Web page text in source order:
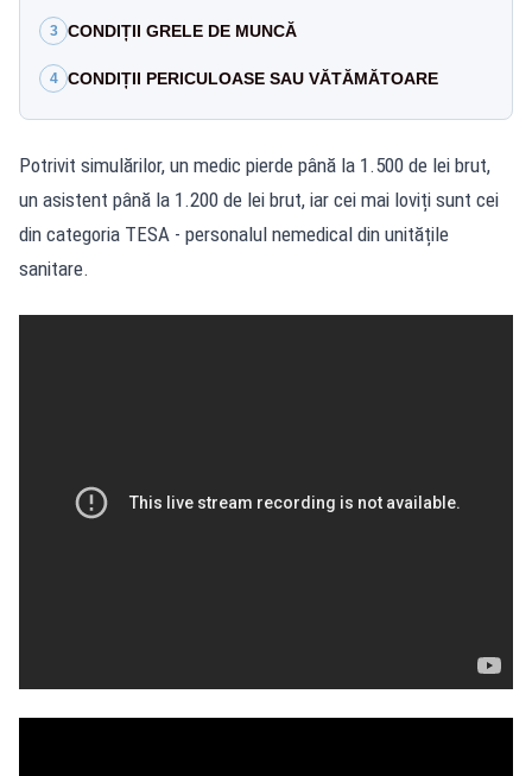
3 CONDIȚII GRELE DE MUNCĂ
4 CONDIȚII PERICULOASE SAU VĂTĂMĂTOARE
Potrivit simulărilor, un medic pierde până la 1.500 de lei brut,
un asistent până la 1.200 de lei brut, iar cei mai loviți sunt cei
din categoria TESA - personalul nemedical din unitățile
sanitare.